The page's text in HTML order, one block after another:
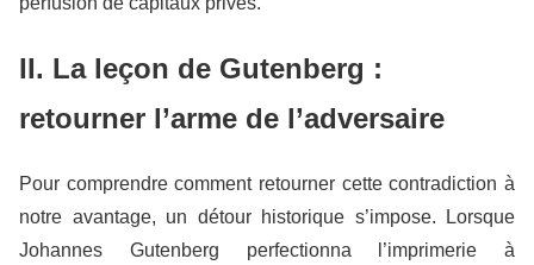
II. La leçon de Gutenberg :
retourner l’arme de l’adversaire
Pour comprendre comment retourner cette contradiction à
notre avantage, un détour historique s’impose. Lorsque
Johannes Gutenberg perfectionna l’imprimerie à